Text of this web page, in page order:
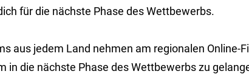
für die nächste Phase des Wettbewerbs.
aus jedem Land nehmen am regionalen Online-
in die nächste Phase des Wettbewerbs zu